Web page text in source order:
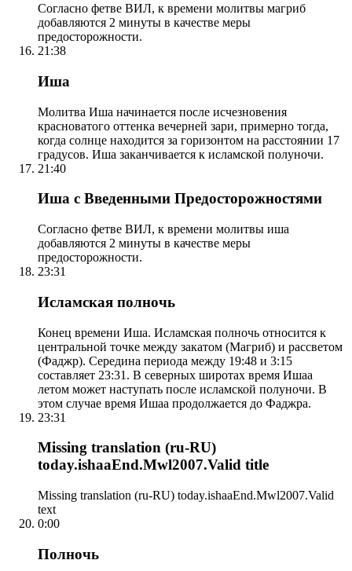
Согласно фетве ВИЛ, к времени молитвы магриб
добавляются 2 минуты в качестве меры
предосторожности.
21:38
Иша
Молитва Иша начинается после исчезновения
красноватого оттенка вечерней зари, примерно тогда,
когда солнце находится за горизонтом на расстоянии 17
градусов. Иша заканчивается к исламской полуночи.
21:40
Иша с Введенными Предосторожностями
Согласно фетве ВИЛ, к времени молитвы иша
добавляются 2 минуты в качестве меры
предосторожности.
23:31
Исламская полночь
Конец времени Иша. Исламская полночь относится к
центральной точке между закатом (Магриб) и рассветом
(Фаджр). Середина периода между 19:48 и 3:15
составляет 23:31. В северных широтах время Ишаа
летом может наступать после исламской полуночи. В
этом случае время Ишаа продолжается до Фаджра.
23:31
Missing translation (ru-RU)
today.ishaaEnd.Mwl2007.Valid title
Missing translation (ru-RU) today.ishaaEnd.Mwl2007.Valid
text
0:00
Полночь